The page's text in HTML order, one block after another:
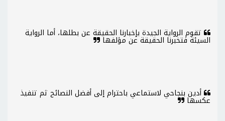
تقوم الرواية الجيدة بإخبارنا الحقيقة عن بطلها، أما الرواية
السيئة فتخبرنا الحقيقة عن مؤلفها
أدين بنجاحي لاستماعي باحترام إلى أفضل النصائح ثم تنفيذ
عكسها